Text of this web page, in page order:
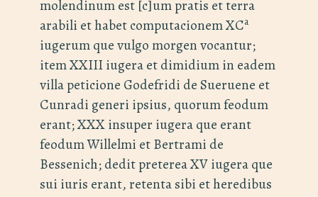
molendinum est [c]um pratis et terra
arabili et habet computacionem XCa
iugerum que vulgo morgen vocantur;
item XXIII iugera et dimidium in eadem
villa peticione Godefridi de Sueruene et
Cunradi generi ipsius, quorum feodum
erant; XXX insuper iugera que erant
feodum Willelmi et Bertrami de
Bessenich; dedit preterea XV iugera que
sui iuris erant, retenta sibi et heredibus